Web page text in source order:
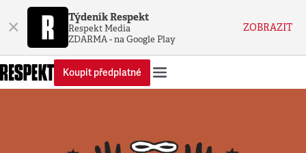
× Týdeník Respekt
Respekt Media
ZDARMA - na Google Play
ZOBRAZIT
Koupit předplatné